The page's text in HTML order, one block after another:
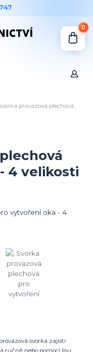
0
provazová plechová
4 velikosti
svorka zajistí
ručně nebo pomocí lisu.